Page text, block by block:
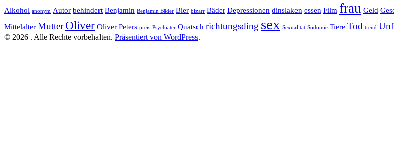
Alkohol anonym Autor behindert Benjamin Benjamin Bäder Bier bizarr Bäder Depressionen dinslaken essen Film frau Geld
Mittelalter Mutter Oliver Oliver Peters preis Psychiater Quatsch richtungsding sex Sexualität Sodomie Tiere Tod trend
© 2026 . Alle Rechte vorbehalten. Präsentiert von WordPress.